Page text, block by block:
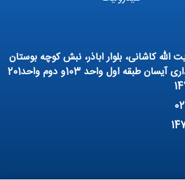
پمپ وکیوم
الله کاشانی، بلوار اباذر، نبش کوچه بوستان
3 غربی، ساختمان اداری آیسان طبقه اول واحد 103و دوم واحد201